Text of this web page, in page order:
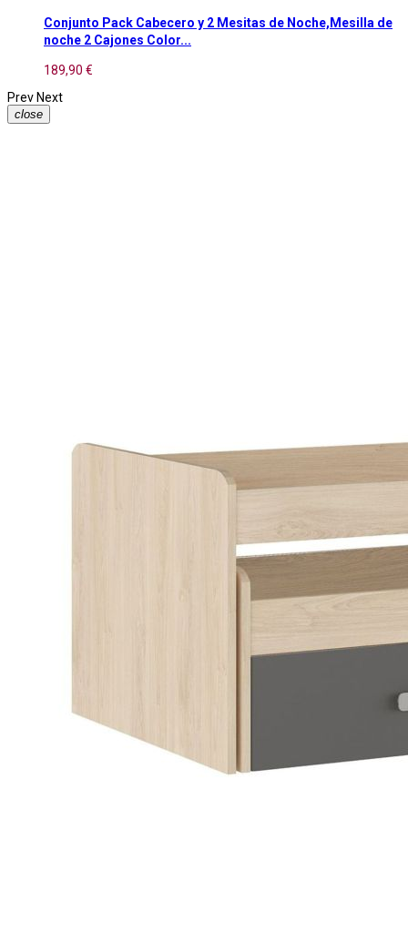
Conjunto Pack Cabecero y 2 Mesitas de Noche,Mesilla de
noche 2 Cajones Color...
189,90 €
Prev Next
close